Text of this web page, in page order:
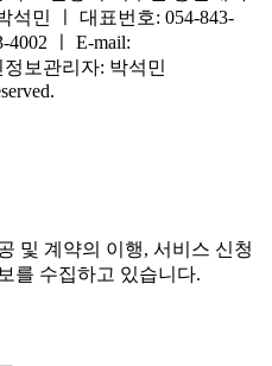
석민 ㅣ 대표번호: 054-843-
4002 ㅣ E-mail:
정보관리자: 박석민
및 계약의 이행, 서비스 신청
를 수집하고 있습니다.